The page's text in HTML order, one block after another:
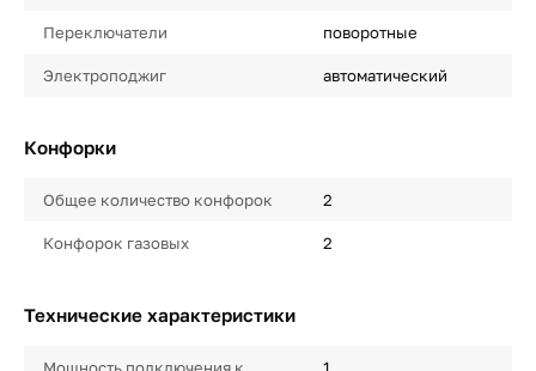
Переключатели поворотные
Электроподжиг автоматический
Конфорки
Общее количество конфорок 2
Конфорок газовых 2
Технические характеристики